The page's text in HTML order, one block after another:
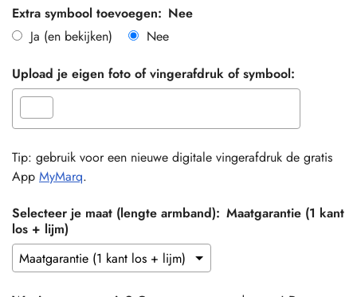
Extra symbool toevoegen: Nee
Ja (en bekijken)
Nee
Upload je eigen foto of vingerafdruk of symbool:
Tip: gebruik voor een nieuwe digitale vingerafdruk de gratis
App MyMarq.
Selecteer je maat (lengte armband): Maatgarantie (1 kant
los + lijm)